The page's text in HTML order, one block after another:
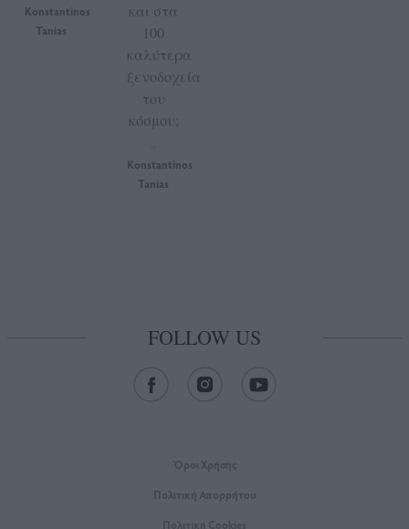
Konstantinos
Tanias
και στα
100
καλύτερα
ξενοδοχεία
του
κόσμου;
Konstantinos
Tanias
FOLLOW US
Όροι Xρήσης
Πολιτική Απορρήτου
Πολιτική Cookies